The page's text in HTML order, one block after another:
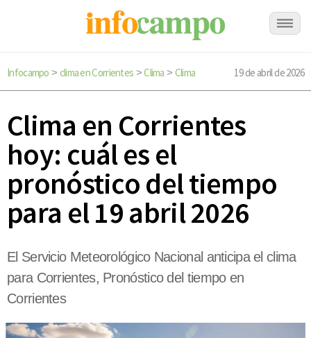
Infocampo > clima en Corrientes >Clima > Clima 19 de abril de 2026
Clima en Corrientes
hoy: cuál es el
pronóstico del tiempo
para el 19 abril 2026
El Servicio Meteorológico Nacional anticipa el clima
para Corrientes, Pronóstico del tiempo en
Corrientes